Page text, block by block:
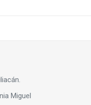
Miguel